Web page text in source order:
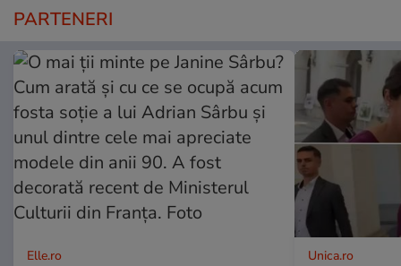
PARTENERI
Elle.ro Unica.ro